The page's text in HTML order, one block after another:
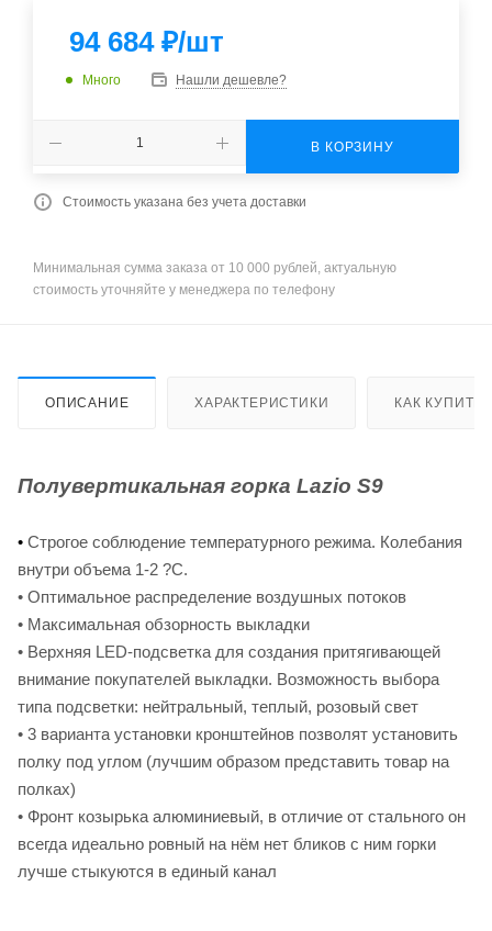
94 684₽/шт
Много Нашли дешевле?
В КОРЗИНУ
Стоимость указана без учета доставки
Минимальная сумма заказа от 10 000 рублей, актуальную
стоимость уточняйте у менеджера по телефону
ОПИСАНИЕ ХАРАКТЕРИСТИКИ КАК КУПИТЬ
Полувертикальная горка Lazio S9
• Строгое соблюдение температурного режима. Колебания
внутри объема 1-2 ?С.
• Оптимальное распределение воздушных потоков
• Максимальная обзорность выкладки
• Верхняя LED-подсветка для создания притягивающей
внимание покупателей выкладки. Возможность выбора
типа подсветки: нейтральный, теплый, розовый свет
• 3 варианта установки кронштейнов позволят установить
полку под углом (лучшим образом представить товар на
полках)
• Фронт козырька алюминиевый, в отличие от стального он
всегда идеально ровный на нём нет бликов с ним горки
лучше стыкуются в единый канал